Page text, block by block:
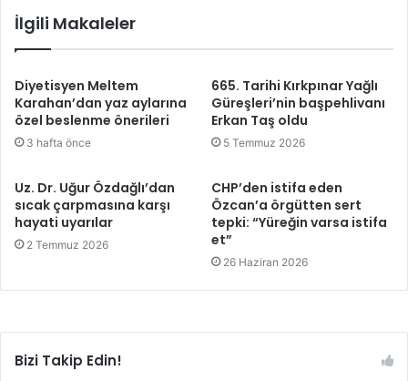
İlgili Makaleler
Diyetisyen Meltem
Karahan’dan yaz aylarına
özel beslenme önerileri
3 hafta önce
665. Tarihi Kırkpınar Yağlı
Güreşleri’nin başpehlivanı
Erkan Taş oldu
5 Temmuz 2026
Uz. Dr. Uğur Özdağlı’dan
sıcak çarpmasına karşı
hayati uyarılar
2 Temmuz 2026
CHP’den istifa eden
Özcan’a örgütten sert
tepki: “Yüreğin varsa istifa
et”
26 Haziran 2026
Bizi Takip Edin!